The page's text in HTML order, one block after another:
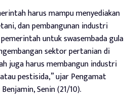
harus mampu menyediakan
dan pembangunan industri
untuk swasembada gula
sektor pertanian di
juga harus membangun industri
pestisida,” ujar Pengamat
Senin (21/10).